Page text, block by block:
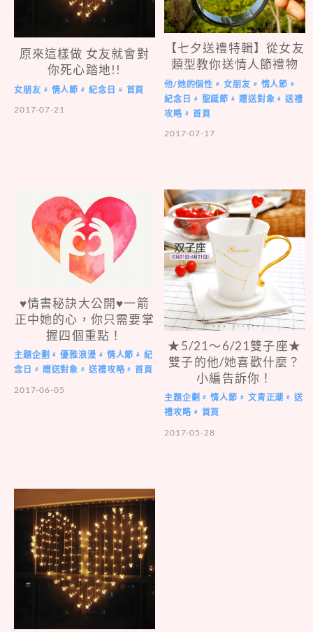
原來這樣做 女友就會對
你死心踏地!!
女朋友 # 情人節 # 紀念日 #
首頁
2017-07-21
【七夕送禮特輯】從女友
類型教你送情人節禮物
他/她的個性 # 女朋友 # 情人節 #
紀念日 # 聖誕節 # 贈送對象 #
送禮
攻略 #
首頁
2017-07-17
♥情書秘訣大公開♥一箭
正中她的心，你只需要掌
握四個重點！
主題企劃 # 優雅浪漫 # 情人節 #
紀
念日
# 贈送對象 # 送禮攻略 #
首頁
2017-06-05
★5/21～6/21雙子座★
雙子的他/她喜歡什麼？
小編告訴你！
主題企劃 # 情人節 # 文青正潮 #
送
禮攻略 #
首頁
2017-05-28